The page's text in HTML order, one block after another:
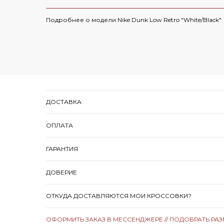
Подробнее о модели Nike Dunk Low Retro "White/Black"
ДОСТАВКА
ОПЛАТА
ГАРАНТИЯ
ДОВЕРИЕ
ОТКУДА ДОСТАВЛЯЮТСЯ МОИ КРОССОВКИ?
ОФОРМИТЬ ЗАКАЗ В МЕССЕНДЖЕРЕ // ПОДОБРАТЬ